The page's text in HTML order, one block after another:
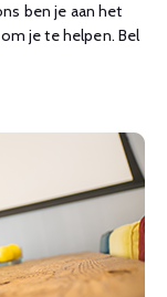
ben je aan het
je te helpen. Bel